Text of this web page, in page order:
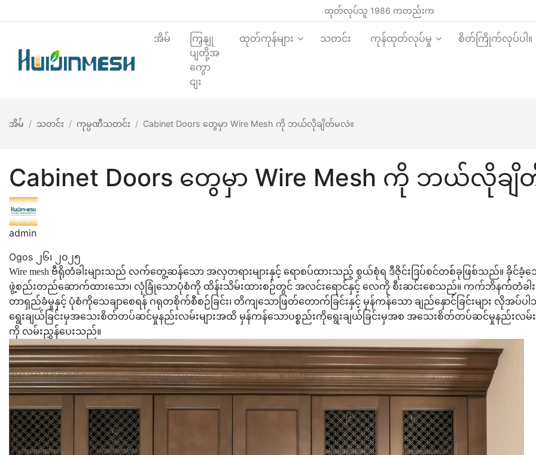
ထုတ်လုပ်သူ 1986 ကတည်းက
အိမ်
ကြှနျု
ပျတို့အ
ကွော
ငျး
ထုတ်ကုန်များ သတင်း ကုန်ထုတ်လုပ်မှု စိတ်ကြိုက်လုပ်ပါ။
အိမ် သတင်း ကုမ္ပဏီသတင်း Cabinet Doors တွေမှာ Wire Mesh ကို ဘယ်လိုချိတ်မလဲ။
Cabinet Doors တွေမှာ Wire Mesh ကို ဘယ်လိုခ
admin
Ogos ၂၆၊ ၂၀၂၅
Wire mesh ဗီရိုတံခါးများသည် လက်တွေ့ဆန်သော အလှတရားများနှင့် ရောစပ်ထားသည့် စွယ်စုံရ ဒီဇိုင်းဒြပ်စင်တစ်ခုဖြစ်သည်။ ခို
ဖွဲ့စည်းတည်ဆောက်ထားသော၊ လုံခြုံသောပုံစံကို ထိန်းသိမ်းထားစဉ်တွင် အလင်းရောင်နှင့် လေကို စီးဆင်းစေသည်။ ကက်ဘိနက်တံခါးမျ
တာရှည်ခံမှုနှင့် ပုံစံကိုသေချာစေရန် ဂရုတစိုက်စီစဉ်ခြင်း၊ တိကျသောဖြတ်တောက်ခြင်းနှင့် မှန်ကန်သော ချည်နှောင်ခြင်းများ လို
ရွေးချယ်ခြင်းမှအသေးစိတ်တပ်ဆင်မှုနည်းလမ်းများအထိ မှန်ကန်သောပစ္စည်းကိုရွေးချယ်ခြင်းမှအစ အသေးစိတ်တပ်ဆင်မှုနည်းလ
ကို လမ်းညွှန်ပေးသည်။